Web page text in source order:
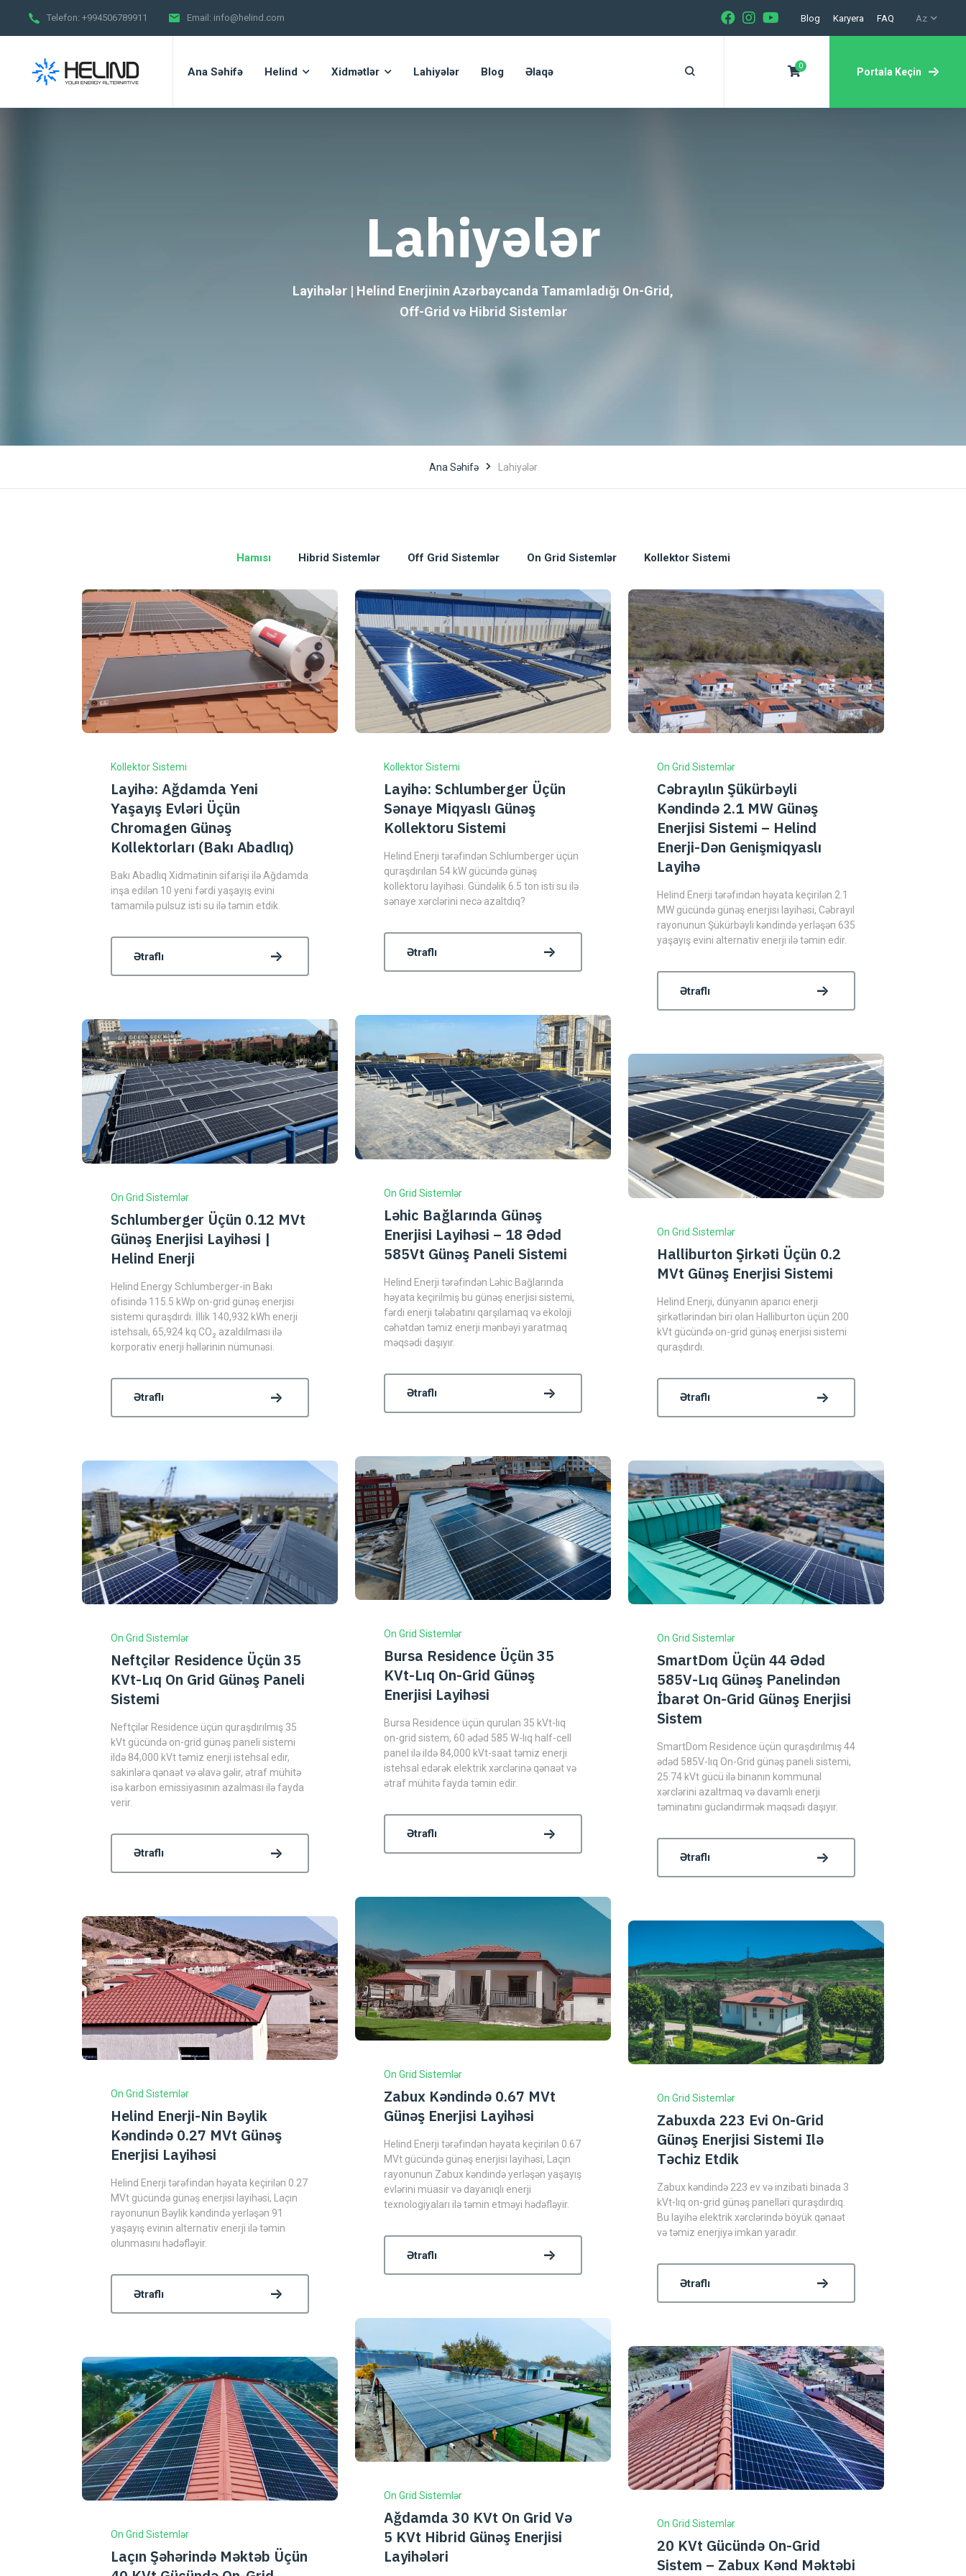
Telefon: +994506789911 Email: info@helind.com Blog Karyera FAQ Az
Ana Səhifə Helind Xidmətlər Lahiyələr Blog Əlaqə 0
Portala Keçin
Lahiyələr
Layihələr | Helind Enerjinin Azərbaycanda Tamamladığı On-Grid,
Off-Grid və Hibrid Sistemlər
Ana Səhifə Lahiyələr
Hamısı Hibrid Sistemlər Off Grid Sistemlər On Grid Sistemlər Kollektor Sistemi
Kollektor Sistemi
Layihə: Ağdamda Yeni
Yaşayış Evləri Üçün
Chromagen Günəş
Kollektorları (Bakı Abadlıq)
Bakı Abadlıq Xidmətinin sifarişi ilə Ağdamda
inşa edilən 10 yeni fərdi yaşayış evini
tamamilə pulsuz isti su ilə təmin etdik.
Ətraflı
Kollektor Sistemi
Layihə: Schlumberger Üçün
Sənaye Miqyaslı Günəş
Kollektoru Sistemi
Helind Enerji tərəfindən Schlumberger üçün
quraşdırılan 54 kW gücündə günəş
kollektoru layihəsi. Gündəlik 6.5 ton isti su ilə
sənaye xərclərini necə azaltdıq?
Ətraflı
On Grid Sistemlər
Cəbrayılın Şükürbəyli
Kəndində 2.1 MW Günəş
Enerjisi Sistemi – Helind
Enerji-Dən Genişmiqyaslı
Layihə
Helind Enerji tərəfindən həyata keçirilən 2.1
MW gücündə günəş enerjisi layihəsi, Cəbrayıl
rayonunun Şükürbəyli kəndində yerləşən 635
yaşayış evini alternativ enerji ilə təmin edir.
Ətraflı
On Grid Sistemlər
Ləhic Bağlarında Günəş
Enerjisi Layihəsi – 18 Ədəd
585Vt Günəş Paneli Sistemi
Helind Enerji tərəfindən Ləhic Bağlarında
həyata keçirilmiş bu günəş enerjisi sistemi,
fərdi enerji tələbatını qarşılamaq və ekoloji
cəhətdən təmiz enerji mənbəyi yaratmaq
məqsədi daşıyır.
Ətraflı
On Grid Sistemlər
Schlumberger Üçün 0.12 MVt
Günəş Enerjisi Layihəsi |
Helind Enerji
Helind Energy Schlumberger-in Bakı
ofisində 115.5 kWp on-grid günəş enerjisi
sistemi quraşdırdı. İllik 140,932 kWh enerji
istehsalı, 65,924 kq CO₂ azaldılması ilə
korporativ enerji həllərinin nümunəsi.
Ətraflı
On Grid Sistemlər
Halliburton Şirkəti Üçün 0.2
MVt Günəş Enerjisi Sistemi
Helind Enerji, dünyanın aparıcı enerji
şirkətlərindən biri olan Halliburton üçün 200
kVt gücündə on-grid günəş enerjisi sistemi
quraşdırdı.
Ətraflı
On Grid Sistemlər
Bursa Residence Üçün 35
KVt-Lıq On-Grid Günəş
Enerjisi Layihəsi
Bursa Residence üçün qurulan 35 kVt-lıq
on-grid sistem, 60 ədəd 585 W-lıq half-cell
panel ilə ildə 84,000 kVt-saat təmiz enerji
istehsal edərək elektrik xərclərinə qənaət və
ətraf mühitə fayda təmin edir.
Ətraflı
On Grid Sistemlər
Neftçilər Residence Üçün 35
KVt-Lıq On Grid Günəş Paneli
Sistemi
Neftçilər Residence üçün quraşdırılmış 35
kVt gücündə on-grid günəş paneli sistemi
ildə 84,000 kVt təmiz enerji istehsal edir,
sakinlərə qənaət və əlavə gəlir, ətraf mühitə
isə karbon emissiyasının azalması ilə fayda
verir.
Ətraflı
On Grid Sistemlər
SmartDom Üçün 44 Ədəd
585V-Lıq Günəş Panelindən
İbarət On-Grid Günəş Enerjisi
Sistem
SmartDom Residence üçün quraşdırılmış 44
ədəd 585V-lıq On-Grid günəş paneli sistemi,
25.74 kVt gücü ilə binanın kommunal
xərclərini azaltmaq və davamlı enerji
təminatını gücləndirmək məqsədi daşıyır.
Ətraflı
On Grid Sistemlər
Zabux Kəndində 0.67 MVt
Günəş Enerjisi Layihəsi
Helind Enerji tərəfindən həyata keçirilən 0.67
MVt gücündə günəş enerjisi layihəsi, Laçın
rayonunun Zabux kəndində yerləşən yaşayış
evlərini müasir və dayanıqlı enerji
texnologiyaları ilə təmin etməyi hədəfləyir.
Ətraflı
On Grid Sistemlər
Helind Enerji-Nin Bəylik
Kəndində 0.27 MVt Günəş
Enerjisi Layihəsi
Helind Enerji tərəfindən həyata keçirilən 0.27
MVt gücündə günəş enerjisi layihəsi, Laçın
rayonunun Bəylik kəndində yerləşən 91
yaşayış evinin alternativ enerji ilə təmin
olunmasını hədəfləyir.
Ətraflı
On Grid Sistemlər
Zabuxda 223 Evi On-Grid
Günəş Enerjisi Sistemi Ilə
Təchiz Etdik
Zabux kəndində 223 ev və inzibati binada 3
kVt-lıq on-grid günəş panelləri quraşdırdıq.
Bu layihə elektrik xərclərində böyük qənaət
və təmiz enerjiyə imkan yaradır.
Ətraflı
On Grid Sistemlər
Ağdamda 30 KVt On Grid Və
5 KVt Hibrid Günəş Enerjisi
Layihələri
On Grid Sistemlər
20 KVt Gücündə On-Grid
Sistem – Zabux Kənd Məktəbi
On Grid Sistemlər
Laçın Şəhərində Məktəb Üçün